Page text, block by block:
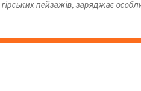
пейзажів, заряджає